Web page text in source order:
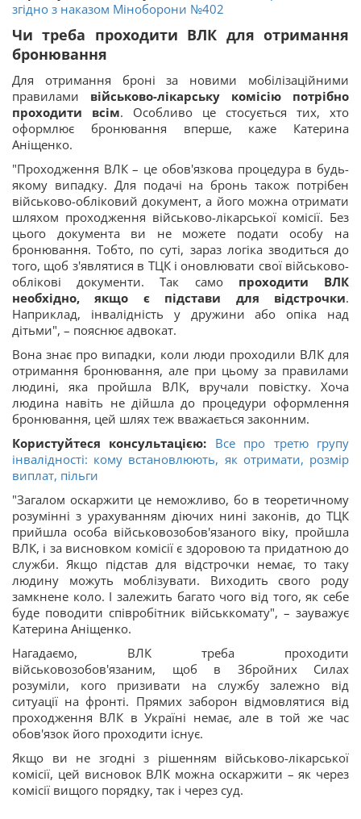
згідно з наказом Міноборони №402
Чи треба проходити ВЛК для отримання
бронювання
Для отримання броні за новими мобілізаційними
правилами військово-лікарську комісію потрібно
проходити всім. Особливо це стосується тих, хто
оформлює бронювання вперше, каже Катерина
Аніщенко.
"Проходження ВЛК – це обов'язкова процедура в будь-
якому випадку. Для подачі на бронь також потрібен
військово-обліковий документ, а його можна отримати
шляхом проходження військово-лікарської комісії. Без
цього документа ви не можете подати особу на
бронювання. Тобто, по суті, зараз логіка зводиться до
того, щоб з'являтися в ТЦК і оновлювати свої військово-
облікові документи. Так само проходити ВЛК
необхідно, якщо є підстави для відстрочки.
Наприклад, інвалідність у дружини або опіка над
дітьми", – пояснює адвокат.
Вона знає про випадки, коли люди проходили ВЛК для
отримання бронювання, але при цьому за правилами
людині, яка пройшла ВЛК, вручали повістку. Хоча
людина навіть не дійшла до процедури оформлення
бронювання, цей шлях теж вважається законним.
Користуйтеся консультацією: Все про третю групу
інвалідності: кому встановлюють, як отримати, розмір
виплат, пільги
"Загалом оскаржити це неможливо, бо в теоретичному
розумінні з урахуванням діючих нині законів, до ТЦК
прийшла особа військовозобов'язаного віку, пройшла
ВЛК, і за висновком комісії є здоровою та придатною до
служби. Якщо підстав для відстрочки немає, то таку
людину можуть моблізувати. Виходить свого роду
замкнене коло. І залежить багато чого від того, як себе
буде поводити співробітник військкомату", – зауважує
Катерина Аніщенко.
Нагадаємо, ВЛК треба проходити
військовозобов'язаним, щоб в Збройних Силах
розуміли, кого призивати на службу залежно від
ситуації на фронті. Прямих заборон відмовлятися від
проходження ВЛК в Україні немає, але в той же час
обов'язок його проходити існує.
Якщо ви не згодні з рішенням військово-лікарської
комісії, цей висновок ВЛК можна оскаржити – як через
комісії вищого порядку, так і через суд.